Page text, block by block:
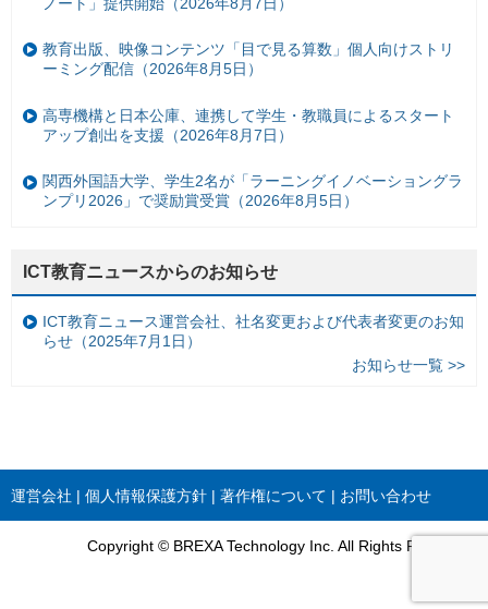
教育出版、映像コンテンツ「目で見る算数」個人向けストリ
ーミング配信（2026年8月5日）
高専機構と日本公庫、連携して学生・教職員によるスタート
アップ創出を支援（2026年8月7日）
関西外国語大学、学生2名が「ラーニングイノベーショングラ
ンプリ2026」で奨励賞受賞（2026年8月5日）
ICT教育ニュースからのお知らせ
ICT教育ニュース運営会社、社名変更および代表者変更のお知
らせ（2025年7月1日）
お知らせ一覧 >>
運営会社 個人情報保護方針 著作権について お問い合わせ
Copyright © BREXA Technology Inc. All Rights Reserved.